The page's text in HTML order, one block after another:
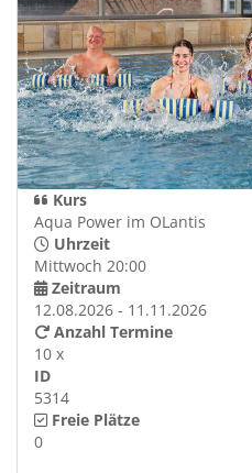
Kurs
Aqua Power im OLantis
Uhrzeit
Mittwoch 20:00
Zeitraum
12.08.2026 - 11.11.2026
Anzahl Termine
10 x
ID
5314
Freie Plätze
0